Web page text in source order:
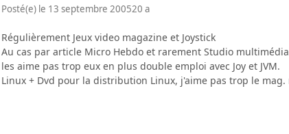
Posté(e) le 13 septembre 200520 a
Régulièrement Jeux video magazine et Joystick
Au cas par article Micro Hebdo et rarement Studio
les aime pas trop eux en plus double emploi avec Joy et JVM.
Linux + Dvd pour la distribution Linux, j'aime pas trop le mag.